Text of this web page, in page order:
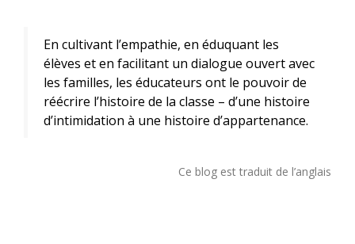
En cultivant l’empathie, en éduquant les
élèves et en facilitant un dialogue ouvert avec
les familles, les éducateurs ont le pouvoir de
réécrire l’histoire de la classe – d’une histoire
d’intimidation à une histoire d’appartenance.
Ce blog est traduit de l’anglais